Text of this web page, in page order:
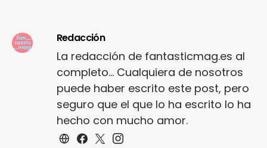
Redacción
La redacción de fantasticmag.es al
completo... Cualquiera de nosotros
puede haber escrito este post, pero
seguro que el que lo ha escrito lo ha
hecho con mucho amor.